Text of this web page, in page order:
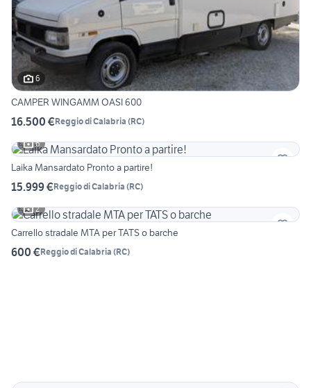
6
CAMPER WINGAMM OASI 600
16.500 €Reggio di Calabria (RC)
6
Laika Mansardato Pronto a partire!
15.999 €Reggio di Calabria (RC)
2
Carrello stradale MTA per TATS o barche
600 €Reggio di Calabria (RC)